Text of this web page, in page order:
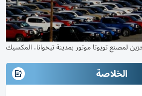
لمصنع تويوتا موتور بمدينة تيخوانا، المكسيك
الخلاصة